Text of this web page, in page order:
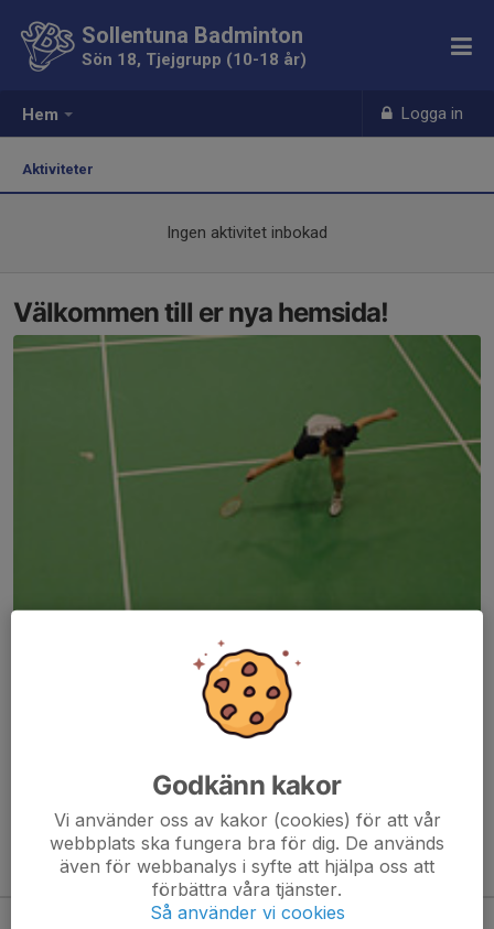
Hem Logga in
Sollentuna Badminton
Sön 18, Tjejgrupp (10-18 år)
Aktiviteter
Ingen aktivitet inbokad
Välkommen till er nya hemsida!
Här hamnar automatiskt de senaste nyheterna på hemsidan. För
att kunna börja administrera hemsidan loggar du in högst upp till
Kommande aktiviteter
Godkänn kakor
Vi använder oss av kakor (cookies) för att vår
webbplats ska fungera bra för dig. De används
även för webbanalys i syfte att hjälpa oss att
förbättra våra tjänster.
Så använder vi cookies